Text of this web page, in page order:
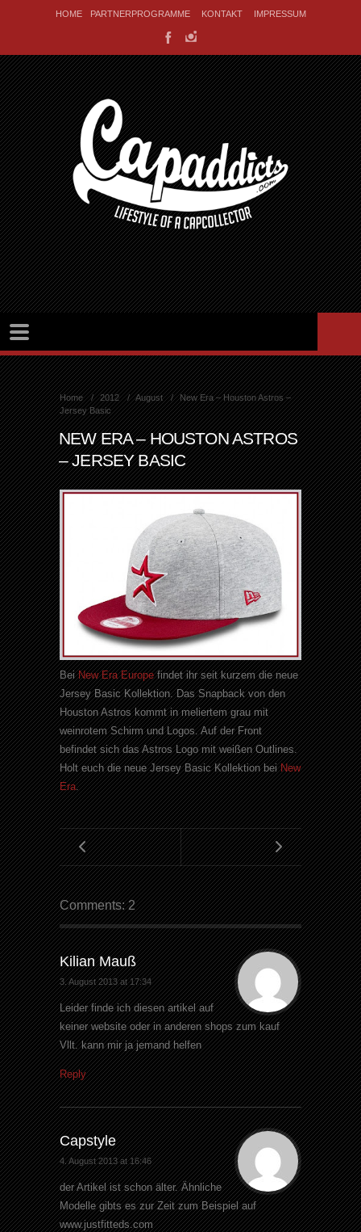
HOME PARTNERPROGRAMME KONTAKT IMPRESSUM
Home 2012 August
New Era – Houston Astros –
Jersey Basic
NEW ERA – HOUSTON ASTROS
– JERSEY BASIC
BeiNew Era Europefindet ihr seit kurzem die neue
Jersey Basic Kollektion. Das Snapback von den
Houston Astros kommt in meliertem grau mit
weinrotem Schirm und Logos. Auf der Front
befindet sich das Astros Logo mit weißen Outlines.
Holt euch die neue Jersey Basic Kollektion beiNew
Era.
Comments: 2
Kilian Mauß
3. August 2013 at 17:34
Leider finde ich diesen artikel auf
keiner website oder in anderen shops zum kauf
Vllt. kann mir ja jemand helfen
Reply
Capstyle
4. August 2013 at 16:46
der Artikel ist schon älter. Ähnliche
Modelle gibts es zur Zeit zum Beispiel auf
www.justfitteds.com